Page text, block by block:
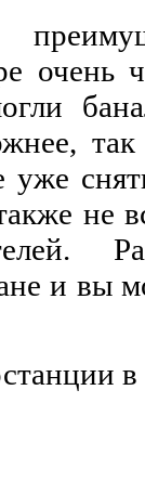
очень
уже
не
и вы